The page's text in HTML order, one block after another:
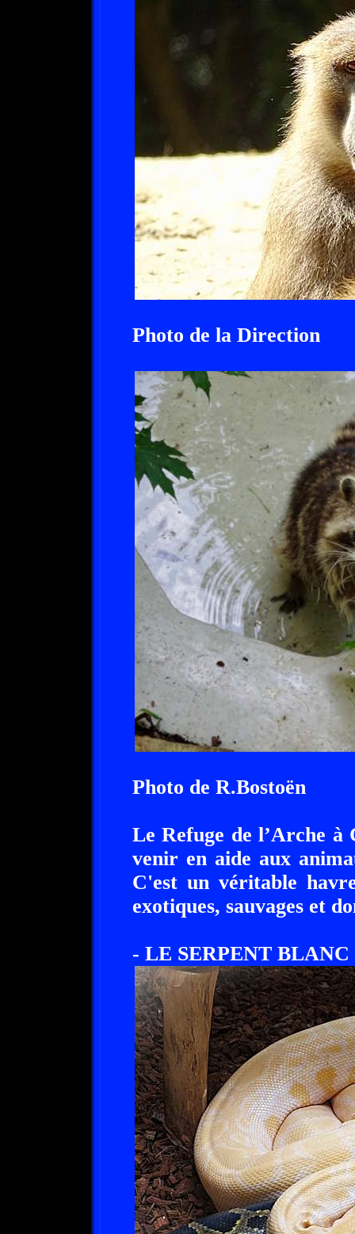
Photo de la Direction
Photo de R.Bostoën
Le Refuge de l’Arche à
venir en aide aux
C'est un véritable
exotiques, sauvages et
- LE SERPENT BLANC